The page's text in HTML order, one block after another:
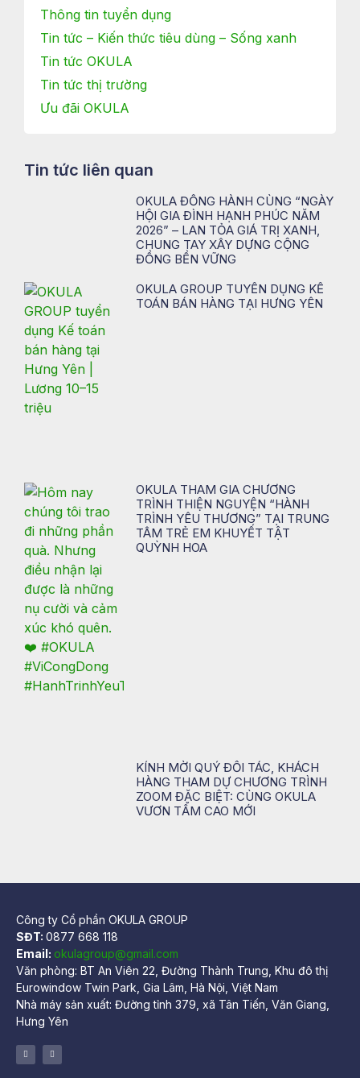
Thông tin tuyển dụng
Tin tức – Kiến thức tiêu dùng – Sống xanh
Tin tức OKULA
Tin tức thị trường
Ưu đãi OKULA
Tin tức liên quan
OKULA ĐỒNG HÀNH CÙNG “NGÀY
HỘI GIA ĐÌNH HẠNH PHÚC NĂM
2026” – LAN TỎA GIÁ TRỊ XANH,
CHUNG TAY XÂY DỰNG CỘNG
ĐỒNG BỀN VỮNG
OKULA GROUP TUYỂN DỤNG KẾ
TOÁN BÁN HÀNG TẠI HƯNG YÊN
OKULA THAM GIA CHƯƠNG
TRÌNH THIỆN NGUYỆN “HÀNH
TRÌNH YÊU THƯƠNG” TẠI TRUNG
TÂM TRẺ EM KHUYẾT TẬT
QUỲNH HOA
KÍNH MỜI QUÝ ĐỐI TÁC, KHÁCH
HÀNG THAM DỰ CHƯƠNG TRÌNH
ZOOM ĐẶC BIỆT: CÙNG OKULA
VƯƠN TẦM CAO MỚI
Công ty Cổ phần OKULA GROUP
SĐT: 0877 668 118
Email: okulagroup@gmail.com
Văn phòng: BT An Viên 22, Đường Thành Trung, Khu đô thị
Eurowindow Twin Park, Gia Lâm, Hà Nội, Việt Nam
Nhà máy sản xuất: Đường tỉnh 379, xã Tân Tiến, Văn Giang,
Hưng Yên